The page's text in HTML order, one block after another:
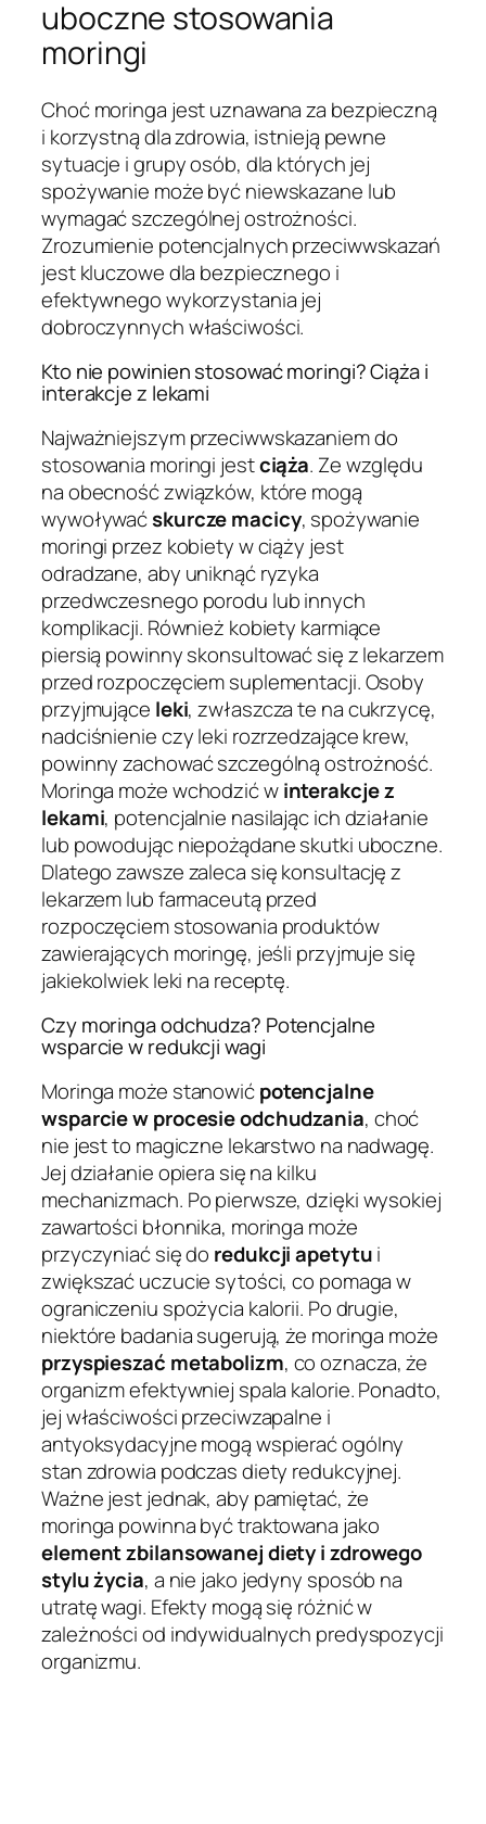
uboczne stosowania
moringi
Choć moringa jest uznawana za bezpieczną
i korzystną dla zdrowia, istnieją pewne
sytuacje i grupy osób, dla których jej
spożywanie może być niewskazane lub
wymagać szczególnej ostrożności.
Zrozumienie potencjalnych przeciwwskazań
jest kluczowe dla bezpiecznego i
efektywnego wykorzystania jej
dobroczynnych właściwości.
Kto nie powinien stosować moringi? Ciąża i
interakcje z lekami
Najważniejszym przeciwwskazaniem do
stosowania moringi jestciąża. Ze względu
na obecność związków, które mogą
wywoływaćskurcze macicy, spożywanie
moringi przez kobiety w ciąży jest
odradzane, aby uniknąć ryzyka
przedwczesnego porodu lub innych
komplikacji. Również kobiety karmiące
piersią powinny skonsultować się z lekarzem
przed rozpoczęciem suplementacji. Osoby
przyjmujące leki, zwłaszcza te na cukrzycę,
nadciśnienie czy leki rozrzedzające krew,
powinny zachować szczególną ostrożność.
Moringa może wchodzić winterakcje z
lekami, potencjalnie nasilając ich działanie
lub powodując niepożądane skutki uboczne.
Dlatego zawsze zaleca się konsultację z
lekarzem lub farmaceutą przed
rozpoczęciem stosowania produktów
zawierających moringę, jeśli przyjmuje się
jakiekolwiek leki na receptę.
Czy moringa odchudza? Potencjalne
wsparcie w redukcji wagi
Moringa może stanowićpotencjalne
wsparcie w procesie odchudzania, choć
nie jest to magiczne lekarstwo na nadwagę.
Jej działanie opiera się na kilku
mechanizmach. Po pierwsze, dzięki wysokiej
zawartości błonnika, moringa może
przyczyniać się do redukcji apetytui
zwiększać uczucie sytości, co pomaga w
ograniczeniu spożycia kalorii. Po drugie,
niektóre badania sugerują, że moringa może
przyspieszać metabolizm, co oznacza, że
organizm efektywniej spala kalorie. Ponadto,
jej właściwości przeciwzapalne i
antyoksydacyjne mogą wspierać ogólny
stan zdrowia podczas diety redukcyjnej.
Ważne jest jednak, aby pamiętać, że
moringa powinna być traktowana jako
element zbilansowanej diety i zdrowego
stylu życia, a nie jako jedyny sposób na
utratę wagi. Efekty mogą się różnić w
zależności od indywidualnych predyspozycji
organizmu.